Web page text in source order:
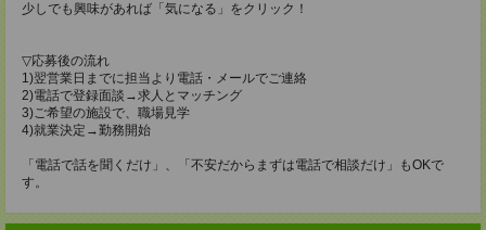
少しでも興味があれば「気になる」をクリック！
▽応募後の流れ
1)翌営業日までに担当より電話・メールでご連絡
2)電話で登録面談→求人とマッチング
3)ご希望の施設で、職場見学
4)就業決定→勤務開始
「電話で話を聞くだけ」、「不安だからまずは電話で相談だけ」もOKで
す。